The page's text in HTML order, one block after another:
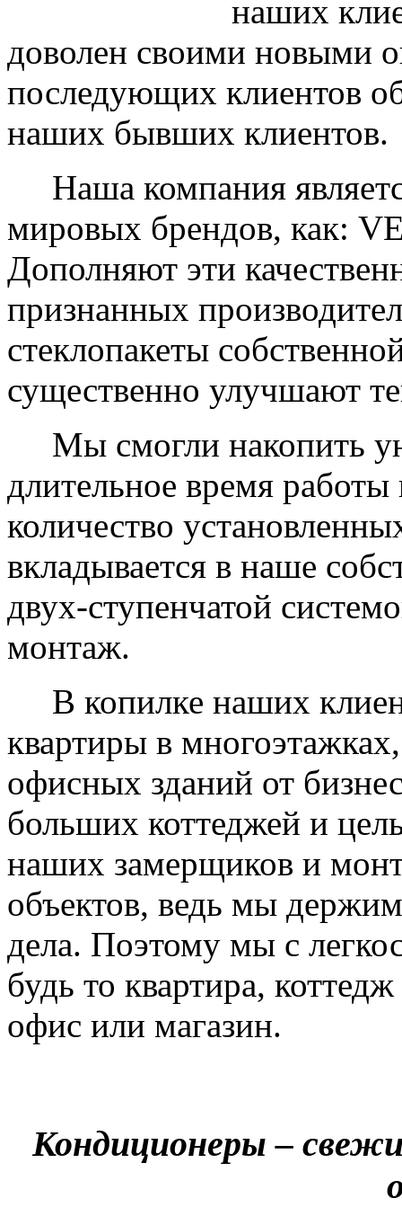
наших
доволен своими новыми
последующих клиентов
наших бывших клиентов.
Наша компания
мировых брендов, как:
Дополняют эти
признанных
стеклопакеты
существенно улучшают
Мы смогли накопить
длительное время
количество
вкладывается в наше
двух-ступенчатой
монтаж.
В копилке наших
квартиры в
офисных зданий от
больших коттеджей и
наших замерщиков и
объектов, ведь мы
дела. Поэтому мы с
будь то квартира,
офис или магазин.
Кондиционеры –